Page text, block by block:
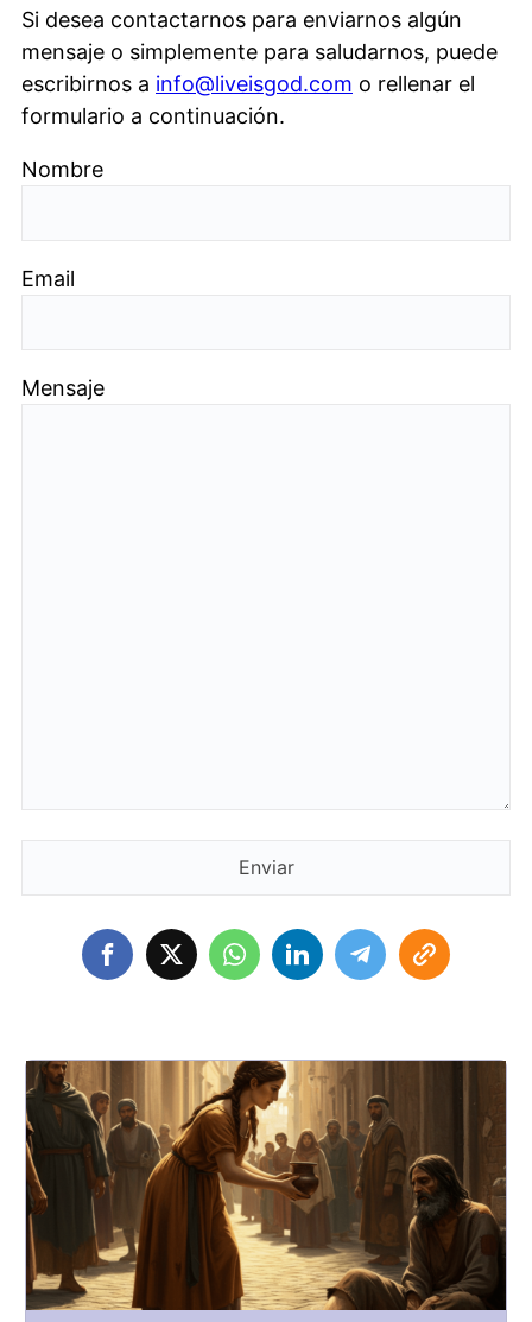
Si desea contactarnos para enviarnos algún
mensaje o simplemente para saludarnos, puede
escribirnos a info@liveisgod.com o rellenar el
formulario a continuación.
Nombre
Email
Mensaje